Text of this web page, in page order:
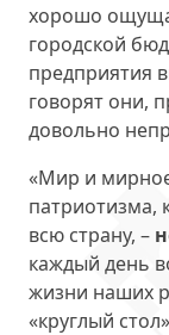
хорошо
городской
предприятия
говорят они,
довольно
«Мир и
патриотизма,
всю страну, –
каждый день
жизни наших
«круглый